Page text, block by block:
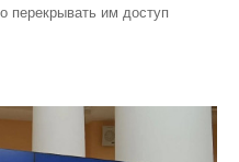
перекрывать им доступ